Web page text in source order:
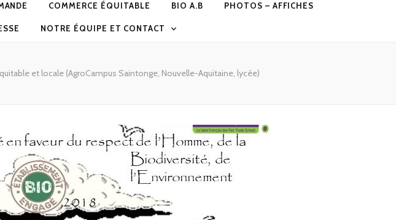
COMMERCE ÉQUITABLE BIO A.B PHOTOS – AFFICHES
NOTRE ÉQUIPE ET CONTACT
et locale (AgroCampus Saintonge, Nouvelle-Aquitaine, lycée)